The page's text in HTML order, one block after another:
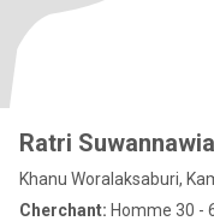
Ratri
Khanu Woralaksaburi,
Cherchant: Homme 30 -